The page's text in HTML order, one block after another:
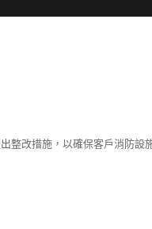
改措施，以確保客戶消防設